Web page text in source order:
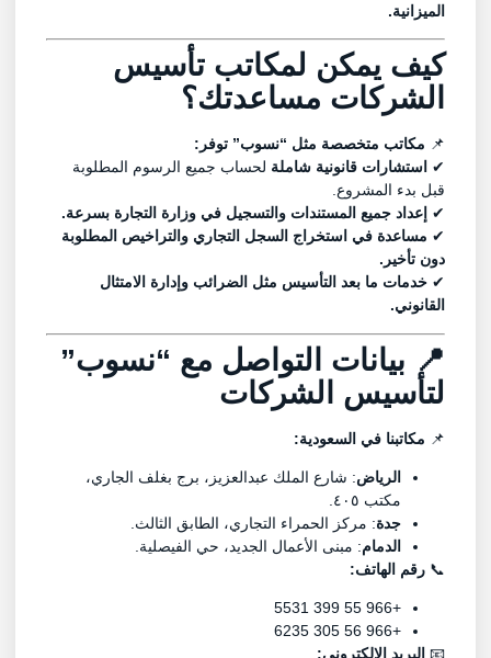
الميزانية.
كيف يمكن لمكاتب تأسيس
الشركات مساعدتك؟
📌مكاتب متخصصة مثل “ نسوب” توفر:
✔استشارات قانونية شاملةلحساب جميع الرسوم المطلوبة
قبل بدء المشروع.
✔إعداد جميع المستندات والتسجيل في وزارة التجارة بسرعة.
✔مساعدة في استخراج السجل التجاري والتراخيص المطلوبة
دون تأخير.
✔خدمات ما بعد التأسيس مثل الضرائب وإدارة الامتثال
القانوني.
📍 بيانات التواصل مع “نسوب”
لتأسيس الشركات
📌مكاتبنا في السعودية:
الرياض: شارع الملك عبدالعزيز، برج بغلف الجاري،
مكتب ٤٠٥.
جدة: مركز الحمراء التجاري، الطابق الثالث.
الدمام: مبنى الأعمال الجديد، حي الفيصلية.
📞رقم الهاتف:
📧البريد الإلكتروني: